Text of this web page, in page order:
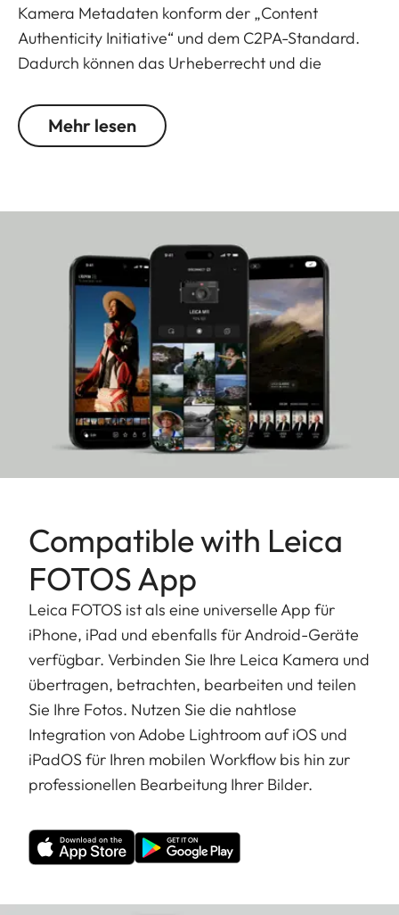
Kamera Metadaten konform der „Content
Authenticity Initiative“ und dem C2PA-Standard.
Dadurch können das Urheberrecht und die
geschützt werden.Entdecke mehr
Unterscheidungsmerkmale zur M11 perfektionieren
M11-P. So weicht der rote Leica Punkt auf der
Kamerafront einer noch dezenteren Fadenzug-
Gravur auf der Deckkappe. Zudem ist die M11-P
mit einem LCD-Monitor aus Saphirglas
ausgestattet – ein Material, das zu den härtesten
Werkstoffen der Welt zählt.
Mehr lesen
Compatible with Leica
FOTOS App
Leica FOTOS ist als eine universelle App für
iPhone, iPad und ebenfalls für Android-Geräte
verfügbar. Verbinden Sie Ihre Leica Kamera und
übertragen, betrachten, bearbeiten und teilen
Sie Ihre Fotos. Nutzen Sie die nahtlose
Integration von Adobe Lightroom auf iOS und
iPadOS für Ihren mobilen Workflow bis hin zur
professionellen Bearbeitung Ihrer Bilder.